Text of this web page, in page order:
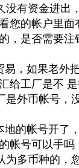
没有资金进出
您的帐户里
，是否需要
易，如果老外
给工厂是不 是
是外币帐号，
地的帐号开了
帐号可以手
为多币种的，